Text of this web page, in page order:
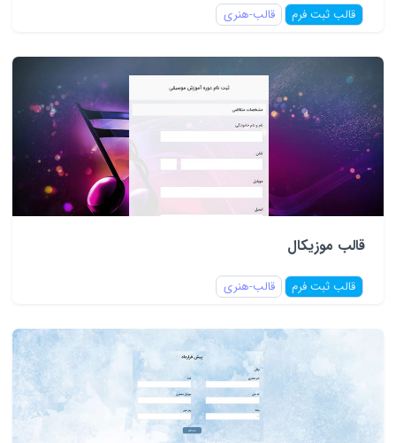
قالب ثبت فرم قالب-هنری
قالب موزیکال
قالب ثبت فرم قالب-هنری